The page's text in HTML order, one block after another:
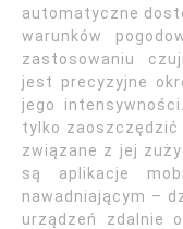
automatyczne
warunków
zastosowaniu
jest precyzyjne
jego
tylko
związane z jej
są aplikacje
nawadniającym –
urządzeń zdalnie